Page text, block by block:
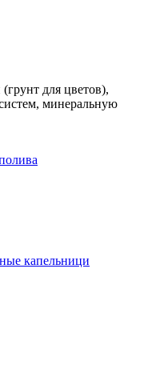
для цветов),
минеральную
капельници